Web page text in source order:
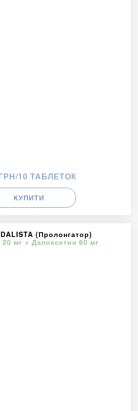
10 ТАБЛЕТОК
КУПИТИ
(Пролонгатор)
мг + Дапоксетин 60 мг